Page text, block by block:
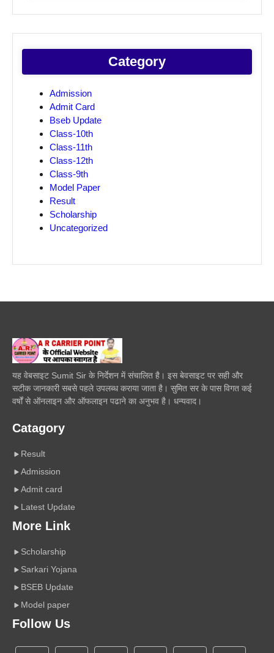
Category
Admission
Admit Card
Bseb Update
Class-10th
Class-11th
Class-12th
Class-9th
Model Paper
Result
Scholarship
Uncategorized
यह वेबसाइट Sumit Sir के निर्देशन में संचालित है। इस बेवसाइट पर सही और
सटीक जानकारी सबसे पहले उपलब्ध कराया जाता है। सुमित सर के पास विगत कई
वर्षों से ऑनलाइन और ऑफलाइन पढाने का अनुभव है। धन्यवाद।
Catagory
Result
Admission
Admit card
Latest Update
More Link
Scholarship
Sarkari Yojana
BSEB Update
Model paper
Follow Us